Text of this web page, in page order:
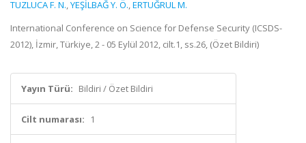
TUZLUCA F. N.,YEŞİLBAĞ Y. Ö.,ERTUĞRUL M.
International Conference on Science for Defense Security (ICSDS-
2012), İzmir, Türkiye, 2 - 05 Eylül 2012, cilt.1, ss.26, (Özet Bildiri)
Yayın Türü: Bildiri / Özet Bildiri
Cilt numarası: 1